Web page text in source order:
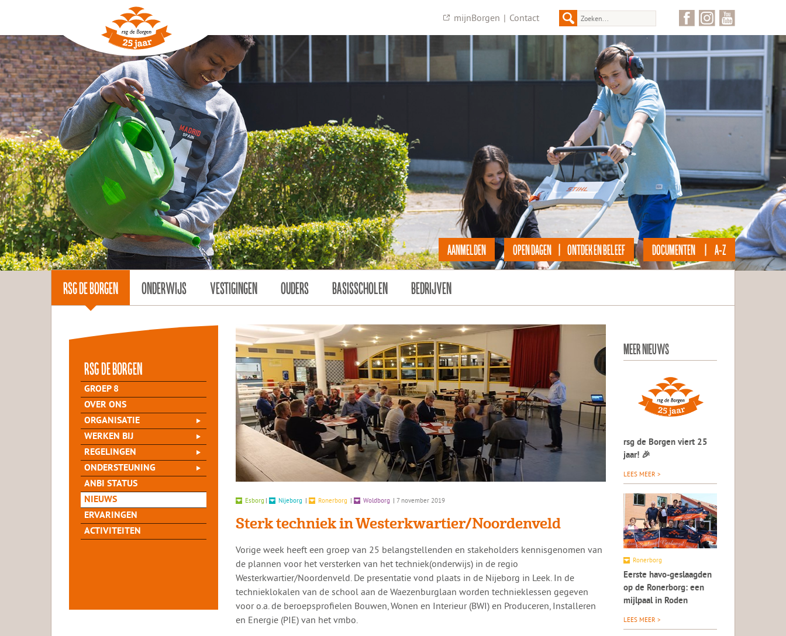
mijnBorgen | Contact
DOCUMENTEN | A-Z
OPEN DAGEN | ONTDEK EN BELEEF
AANMELDEN
RSG DE BORGEN ONDERWIJS VESTIGINGEN OUDERS BASISSCHOLEN BEDRIJVEN
rsg de Borgen
GROEP 8
OVER ONS
ORGANISATIE
WERKEN BIJ
REGELINGEN
ONDERSTEUNING
ANBI STATUS
NIEUWS
ERVARINGEN
ACTIVITEITEN
Esborg | Nijeborg | Ronerborg | Woldborg | 7 november 2019
Sterk techniek in Westerkwartier/Noordenveld
​​Vorige week heeft een groep van 25 belangstellenden en stakeholders kennisgenomen van
de plannen voor het versterken van het techniek(onderwijs) in de regio
Westerkwartier/Noordenveld. De presentatie vond plaats in de Nijeborg in Leek. In de
technieklokalen van de school aan de Waezenburglaan worden technieklessen gegeven
voor o.a. de beroepsprofielen Bouwen, Wonen en Interieur (BWI) en Produceren, Installeren
en Energie (PIE) van het vmbo.
MEER NIEUWS
rsg de Borgen viert 25
jaar! 🎉
LEES MEER >
Ronerborg
Eerste havo-geslaagden
op de Ronerborg: een
mijlpaal in Roden
LEES MEER >